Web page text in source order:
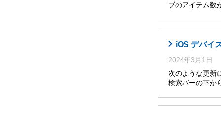
ブのアイテム数
iOS デバイ
2024年3月1日
次のような更新
検索バーの下か